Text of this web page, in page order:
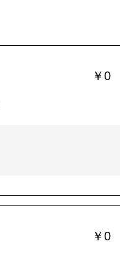
￥0
￥0